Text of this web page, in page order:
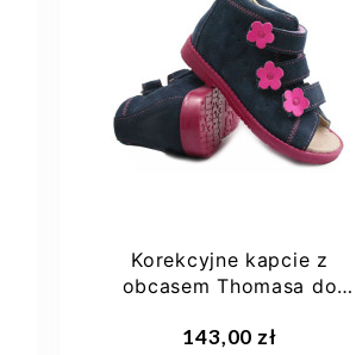
22 23
Korekcyjne kapcie z
obcasem Thomasa do
Dawid...
143,00 zł